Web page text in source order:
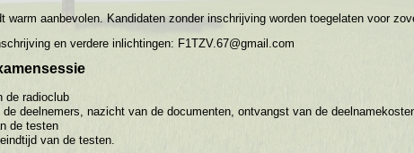
warm aanbevolen. Kandidaten zonder inschrijving worden toegelaten voor
en verdere inlichtingen: F1TZV.67@gmail.com
de radioclub
deelnemers, nazicht van de documenten, ontvangst van de
de testen
van de testen.